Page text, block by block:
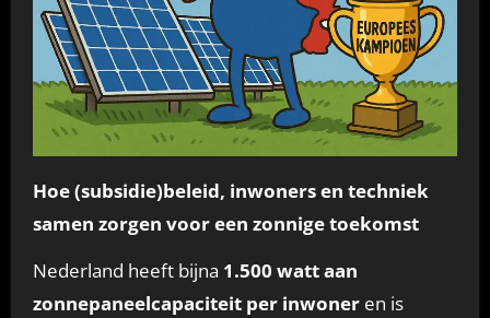
Hoe (subsidie)beleid, inwoners en techniek
samen zorgen voor een zonnige toekomst
Nederland heeft bijna 1.500 watt aan
zonnepaneelcapaciteit per inwoneren is